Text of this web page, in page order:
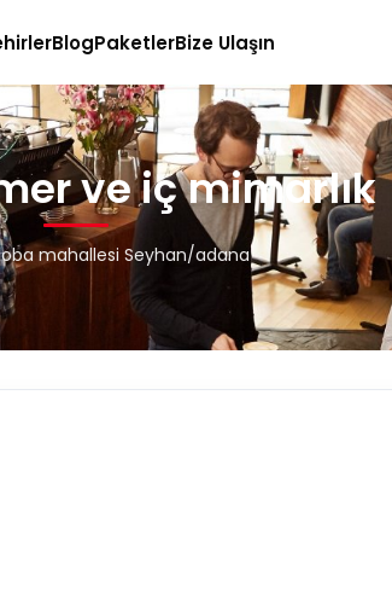
BlogPaketlerBize Ulaşın
ve iç mimarlık
mahallesi Seyhan/adana